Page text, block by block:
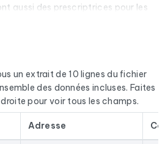
aussi des prescriptrices pour les
et les artisans du
par une vérification
avant d'être inclus. Les
pleines et les domaines expirés
taux de bounce bas et des
boîte de réception.
un extrait de 10 lignes du fichier
des données incluses. Faites
pour voir tous les champs.
Adresse